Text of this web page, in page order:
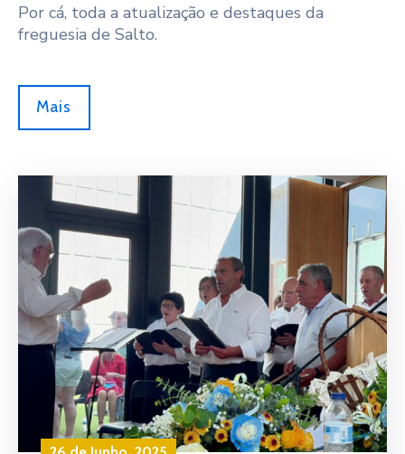
Por cá, toda a atualização e destaques da
freguesia de Salto.
Mais